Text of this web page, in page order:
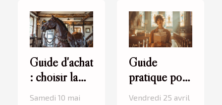
Guide d'achat
: choisir la
meilleure
Samedi 10 mai
Guide
pratique pour
planifier
Vendredi 25 avril